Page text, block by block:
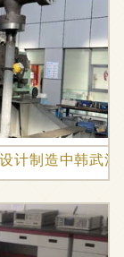
计制造中韩武